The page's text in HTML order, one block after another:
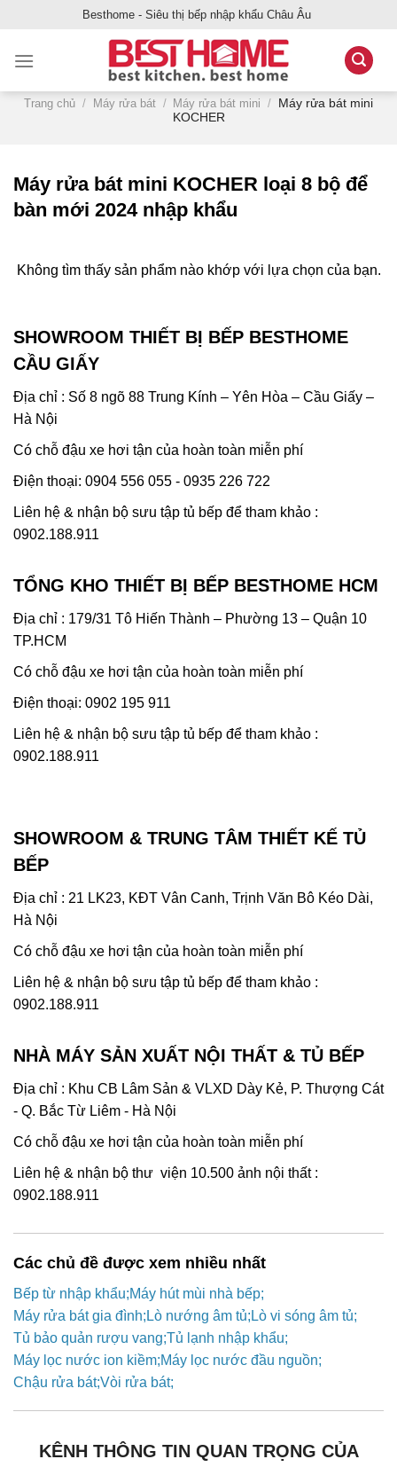
nội
Besthome - Siêu thị bếp nhập khẩu Châu Âu
Trang chủ / Máy rửa bát / Máy rửa bát mini / Máy rửa bát mini
KOCHER
Máy rửa bát mini KOCHER loại 8 bộ để
bàn mới 2024 nhập khẩu
Không tìm thấy sản phẩm nào khớp với lựa chọn của bạn.
SHOWROOM THIẾT BỊ BẾP BESTHOME
CẦU GIẤY
Địa chỉ : Số 8 ngõ 88 Trung Kính – Yên Hòa – Cầu Giấy –
Hà Nội
Có chỗ đậu xe hơi tận của hoàn toàn miễn phí
Điện thoại: 0904 556 055 - 0935 226 722
Liên hệ & nhận bộ sưu tập tủ bếp để tham khảo :
0902.188.911
TỔNG KHO THIẾT BỊ BẾP BESTHOME HCM
Địa chỉ : 179/31 Tô Hiến Thành – Phường 13 – Quận 10
TP.HCM
Có chỗ đậu xe hơi tận của hoàn toàn miễn phí
Điện thoại: 0902 195 911
Liên hệ & nhận bộ sưu tập tủ bếp để tham khảo :
0902.188.911
SHOWROOM & TRUNG TÂM THIẾT KẾ TỦ
BẾP
Địa chỉ : 21 LK23, KĐT Vân Canh, Trịnh Văn Bô Kéo Dài,
Hà Nội
Có chỗ đậu xe hơi tận của hoàn toàn miễn phí
Liên hệ & nhận bộ sưu tập tủ bếp để tham khảo :
0902.188.911
NHÀ MÁY SẢN XUẤT NỘI THẤT & TỦ BẾP
Địa chỉ : Khu CB Lâm Sản & VLXD Dày Kẻ, P. Thượng Cát
- Q. Bắc Từ Liêm - Hà Nội
Có chỗ đậu xe hơi tận của hoàn toàn miễn phí
Liên hệ & nhận bộ thư viện 10.500 ảnh nội thất :
0902.188.911
Các chủ đề được xem nhiều nhất
Bếp từ nhập khẩu Máy hút mùi nhà bếp
Máy rửa bát gia đình Lò nướng âm tủ Lò vi sóng âm tủ
Tủ bảo quản rượu vang Tủ lạnh nhập khẩu
Máy lọc nước ion kiềm Máy lọc nước đầu nguồn
Chậu rửa bát Vòi rửa bát
KÊNH THÔNG TIN QUAN TRỌNG CỦA